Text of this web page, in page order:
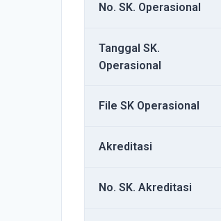
No. SK. Operasional
Tanggal SK.
Operasional
File SK Operasional
Akreditasi
No. SK. Akreditasi